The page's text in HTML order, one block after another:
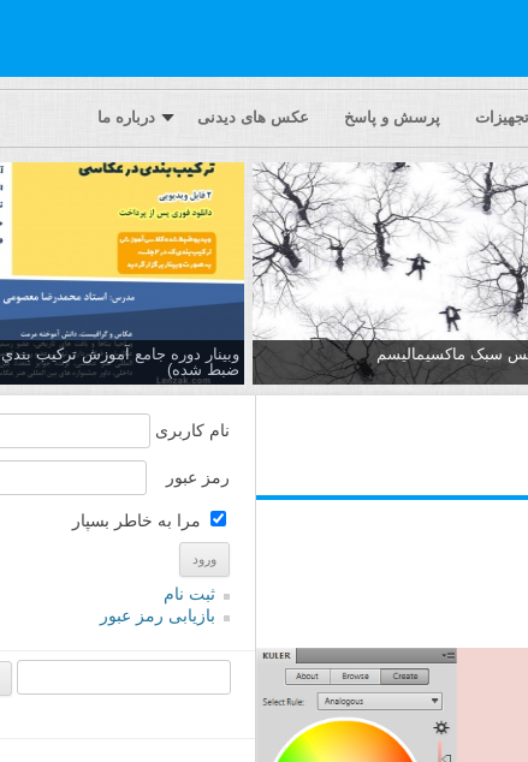
پرسش و پاسخ عکس های دیدنی درباره ما
وبینار دوره جامع آموزش تركيب
ضبط شده)
نام کاربری
رمز عبور
مرا به خاطر بسپار
ثبت نام
بازیابی رمز عبور